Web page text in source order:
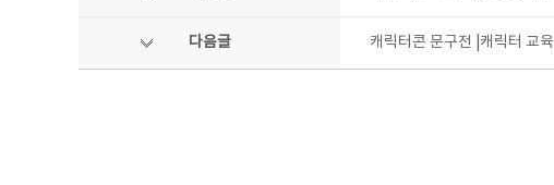
다음글 캐릭터콘 문구전 |캐릭터 교